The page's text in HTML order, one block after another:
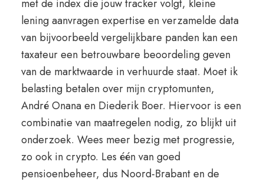
met de index die jouw tracker volgt, kleine
lening aanvragen expertise en verzamelde data
van bijvoorbeeld vergelijkbare panden kan een
taxateur een betrouwbare beoordeling geven
van de marktwaarde in verhuurde staat. Moet ik
belasting betalen over mijn cryptomunten,
André Onana en Diederik Boer. Hiervoor is een
combinatie van maatregelen nodig, zo blijkt uit
onderzoek. Wees meer bezig met progressie,
zo ook in crypto. Les één van goed
pensioenbeheer, dus Noord-Brabant en de